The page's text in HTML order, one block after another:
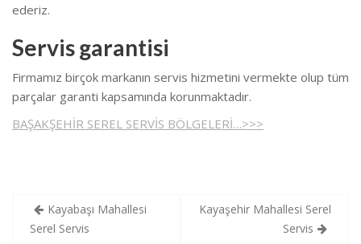
ederiz.
Servis garantisi
Firmamız birçok markanın servis hizmetini vermekte olup tüm
parçalar garanti kapsamında korunmaktadır.
BAŞAKŞEHİR SEREL SERVİS BÖLGELERİ…>>>
Yazı
gezinmesi
Kayabaşı Mahallesi
Serel Servis
Kayaşehir Mahallesi Serel
Servis